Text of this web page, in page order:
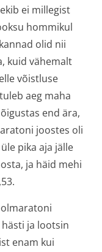
ei millegist
hommikul
olid nii
kuid vähemalt
võistluse
aeg maha
end ära,
joostes oli
pika aja jälle
ja häid mehi
ja lootsin
enam kui